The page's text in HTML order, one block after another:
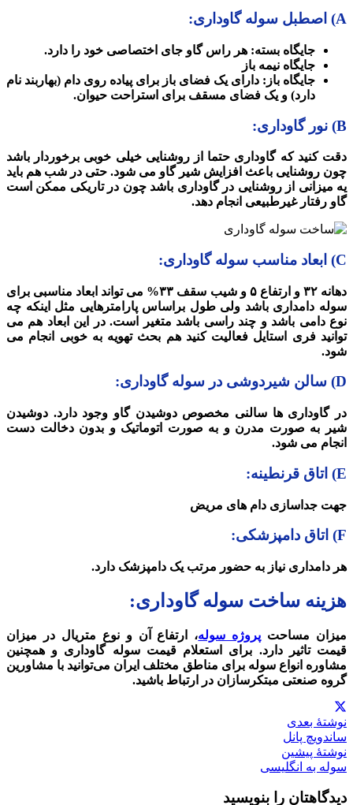
A) اصطبل سوله گاوداری:
جایگاه بسته: هر راس گاو جای اختصاصی خود را دارد.
جایگاه نیمه باز
جایگاه باز: دارای یک فضای باز برای پیاده روی دام (بهاربند نام
دارد) و یک فضای مسقف برای استراحت حیوان.
B) نور گاوداری:
دقت کنید که گاوداری حتما از روشنایی خیلی خوبی برخوردار باشد
چون روشنایی باعث افزایش شیر گاو می شود. حتی در شب هم باید
یه میزانی از روشنایی در گاوداری باشد چون در تاریکی ممکن است
گاو رفتار غیرطبیعی انجام دهد.
C) ابعاد مناسب سوله گاوداری:
دهانه ۳۲ و ارتفاع ۵ و شیب سقف ۳۳% می تواند ابعاد مناسبی برای
سوله دامداری باشد ولی طول براساس پارامترهایی مثل اینکه چه
نوع دامی باشد و چند راسی باشد متغیر است. در این ابعاد هم می
توانید فری استایل فعالیت کنید هم بحث تهویه به خوبی انجام می
شود.
D) سالن شیردوشی در سوله گاوداری:
در گاوداری ها سالنی مخصوص دوشیدن گاو وجود دارد. دوشیدن
شیر به صورت مدرن و به صورت اتوماتیک و بدون دخالت دست
انجام می شود.
E) اتاق قرنطینه:
جهت جداسازی دام های مریض
F) اتاق دامپزشکی:
هر دامداری نیاز به حضور مرتب یک دامپزشک دارد.
هزینه ساخت سوله گاوداری:
میزان مساحت پروژه سوله، ارتفاع آن و نوع متریال در میزان
قیمت تاثیر دارد. برای استعلام قیمت سوله گاوداری و همچنین
مشاوره انواع سوله برای مناطق مختلف ایران می‌توانید با مشاورین
گروه صنعتی مبتکرسازان در ارتباط باشید.
نوشتهٔ بعدی
ساندویچ پانل
نوشتهٔ پیشین
سوله به انگلیسی
دیدگاهتان را بنویسید